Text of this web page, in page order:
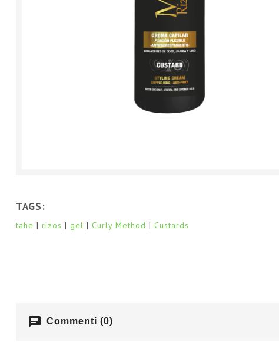
TAGS:
tahe rizos gel Curly Method Custards
chat Commenti (0)